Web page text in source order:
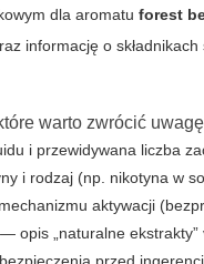
dla aromatuforest
informację o
warto zwrócić
i przewidywana liczba
i rodzaj (np. nikotyna w
aktywacji
opis „naturalne